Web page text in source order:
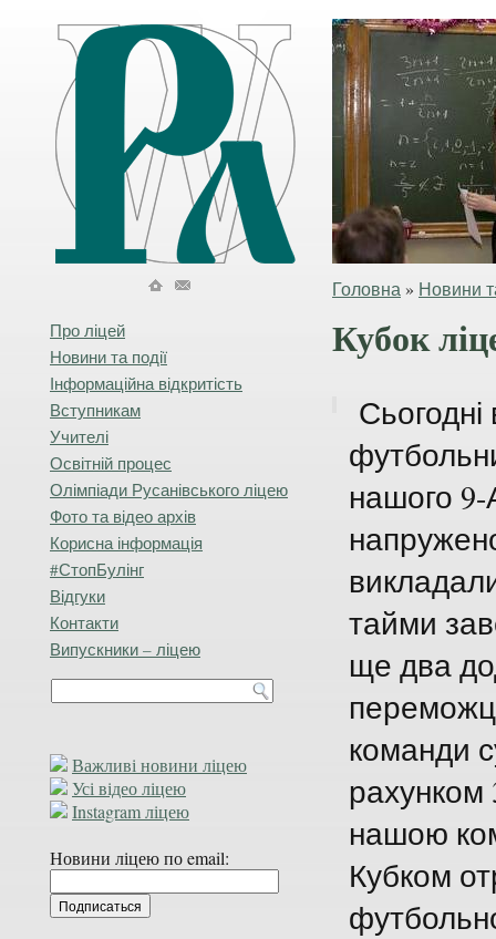
Головна » Новини
Про ліцей
Новини та події
Інформаційна відкритість
Вступникам
Учителі
Освітній процес
Олімпіади Русанівського ліцею
Фото та відео архів
Корисна інформація
#СтопБулінг
Відгуки
Контакти
Випускники – ліцею
Важливі новини ліцею
Усі відео ліцею
Instagram ліцею
Новини ліцею по email:
Кубок
нашого
тайми
ще два
команди
нашою
Кубком